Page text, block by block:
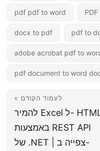
pdf pdf to word
docx to pdf pdf to
adobe acrobat pdf to
pdf document to word
« לעמוד הקודם
להמיר Excel ל- HTML
באמצעות REST API
של .NET | צפייה ב-